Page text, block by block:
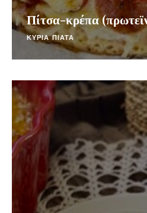
Πίτσα-κρέπα
ΚΥΡΙΑ ΠΙΑΤΑ